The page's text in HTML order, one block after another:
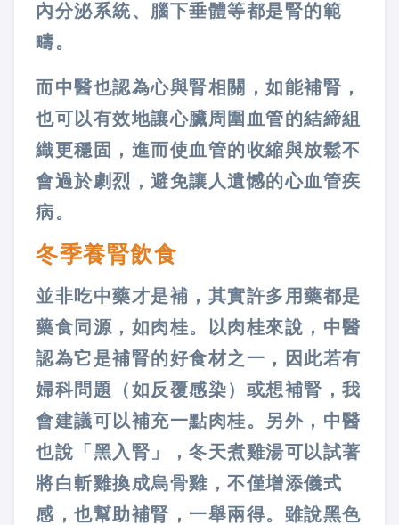
內分泌系統、腦下垂體等都是腎的範
疇。
而中醫也認為心與腎相關，如能補腎，
也可以有效地讓心臟周圍血管的結締組
織更穩固，進而使血管的收縮與放鬆不
會過於劇烈，避免讓人遺憾的心血管疾
病。
冬季養腎飲食
並非吃中藥才是補，其實許多用藥都是
藥食同源，如肉桂。以肉桂來說，中醫
認為它是補腎的好食材之一，因此若有
婦科問題（如反覆感染）或想補腎，我
會建議可以補充一點肉桂。另外，中醫
也說「黑入腎」，冬天煮雞湯可以試著
將白斬雞換成烏骨雞，不僅增添儀式
感，也幫助補腎，一舉兩得。雖說黑色